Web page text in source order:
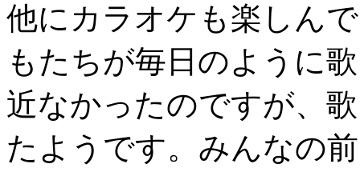
他にカラオケも楽しん
もたちが毎日のように
近なかったのですが、
たようです。みんなの